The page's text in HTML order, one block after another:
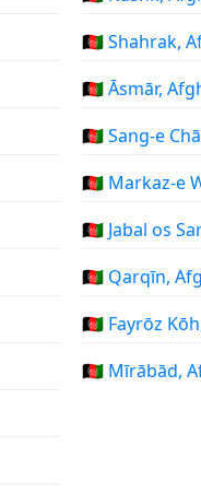
🇦🇫 Shahrak,
🇦🇫 Āsmār,
🇦🇫 Sang-e
🇦🇫 Markaz-e
🇦🇫 Jabal os
🇦🇫 Qarqīn,
🇦🇫 Fayrōz
🇦🇫 Mīrābād,